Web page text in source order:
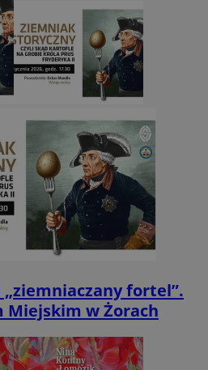
fortel”.
Miejskim w Żorach